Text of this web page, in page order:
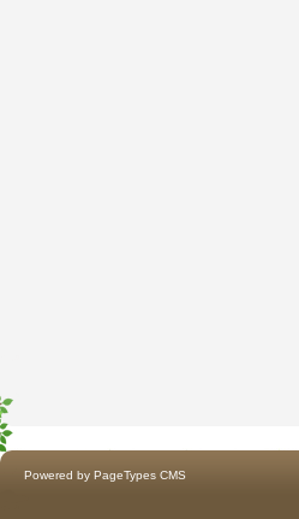
Powered by PageTypes CMS